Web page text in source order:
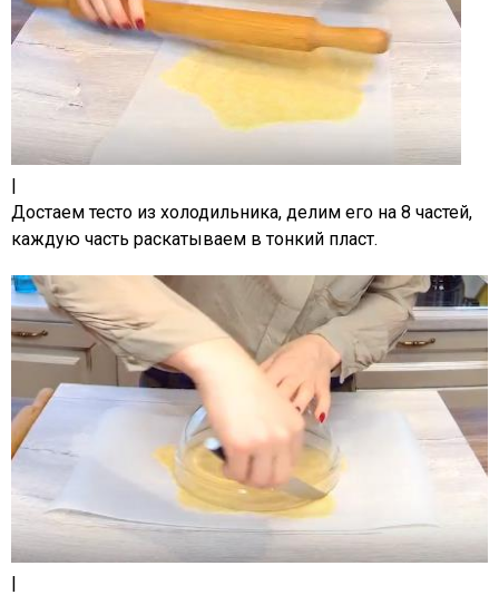
|
Достаем тесто из холодильника, делим его на 8 частей,
каждую часть раскатываем в тонкий пласт.